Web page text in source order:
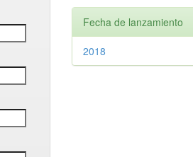
Fecha de lanzamiento
2018